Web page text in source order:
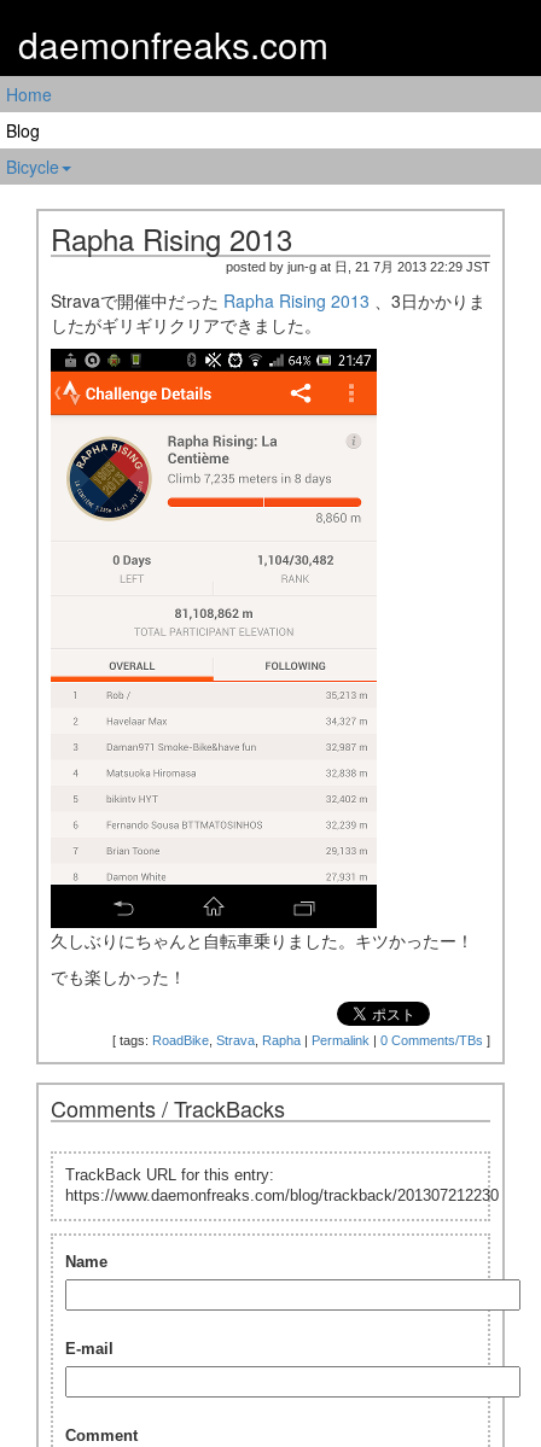
daemonfreaks.com
Home
Blog
Bicycle
Rapha Rising 2013
posted by jun-g at 日, 21 7月 2013 22:29 JST
Stravaで開催中だった Rapha Rising 2013 、3日かかりま
したがギリギリクリアできました。
久しぶりにちゃんと自転車乗りました。キツかったー！
でも楽しかった！
[ tags: RoadBike Strava Rapha | Permalink | 0 Comments/TBs ]
Comments / TrackBacks
TrackBack URL for this entry:
https://www.daemonfreaks.com/blog/trackback/201307212230
Name
E-mail
Comment